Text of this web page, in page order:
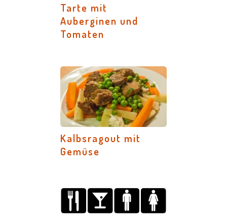
Tarte mit
Auberginen und
Tomaten
Kalbsragout mit
Gemüse